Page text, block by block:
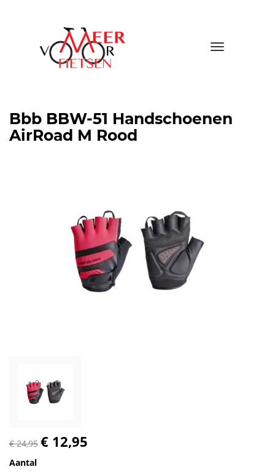
Toggle
Bbb BBW-51 Handschoenen
AirRoad M Rood
€ 24,95 € 12,95
Aantal